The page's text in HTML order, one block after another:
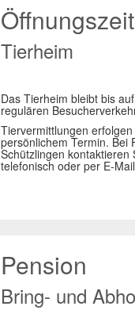
Tierheim
Das Tierheim bleibt bis
regulären
Tiervermittlungen
persönlichem Termin. Bei
Schützlingen kontaktieren
telefonisch oder per E-
Pension
Bring- und